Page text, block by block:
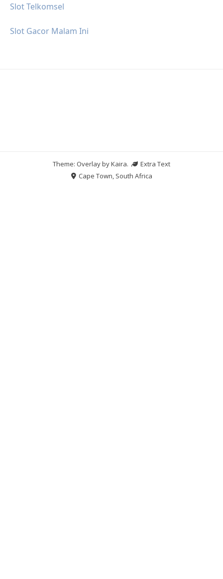
Slot Telkomsel
Slot Gacor Malam Ini
Theme: Overlay byKaira.
Extra Text
Cape Town, South Africa